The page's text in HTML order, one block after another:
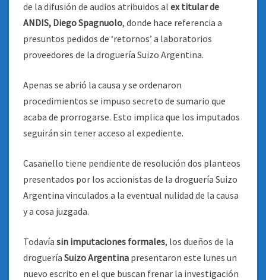
de la difusión de audios atribuidos al ex titular de
ANDIS, Diego Spagnuolo, donde hace referencia a
presuntos pedidos de ‘retornos’ a laboratorios
proveedores de la droguería Suizo Argentina.
Apenas se abrió la causa y se ordenaron
procedimientos se impuso secreto de sumario que
acaba de prorrogarse. Esto implica que los imputados
seguirán sin tener acceso al expediente.
Casanello tiene pendiente de resolución dos planteos
presentados por los accionistas de la droguería Suizo
Argentina vinculados a la eventual nulidad de la causa
y a cosa juzgada.
Todavía sin imputaciones formales, los dueños de la
droguería Suizo Argentina presentaron este lunes un
nuevo escrito en el que buscan frenar la investigación